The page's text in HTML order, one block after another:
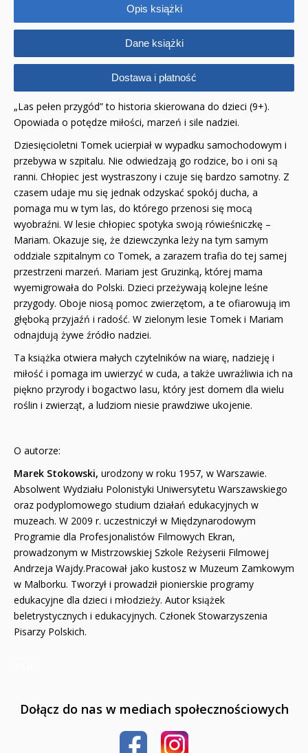
Opis książki
Dane książki
Dostawa i płatność
„Las pełen przygód” to historia skierowana do dzieci (9+).
Opowiada o potędze miłości, marzeń i sile nadziei.
Dziesięcioletni Tomek ucierpiał w wypadku samochodowym i
przebywa w szpitalu. Nie odwiedzają go rodzice, bo i oni są
ranni. Chłopiec jest wystraszony i czuje się bardzo samotny. Z
czasem udaje mu się jednak odzyskać spokój ducha, a
pomaga mu w tym las, do którego przenosi się mocą
wyobraźni. W lesie chłopiec spotyka swoją rówieśniczkę –
Mariam. Okazuje się, że dziewczynka leży na tym samym
oddziale szpitalnym co Tomek, a zarazem trafia do tej samej
przestrzeni marzeń. Mariam jest Gruzinką, której mama
wyemigrowała do Polski. Dzieci przeżywają kolejne leśne
przygody. Oboje niosą pomoc zwierzętom, a te ofiarowują im
głęboką przyjaźń i radość. W zielonym lesie Tomek i Mariam
odnajdują żywe źródło nadziei.
Ta książka otwiera małych czytelników na wiarę, nadzieję i
miłość i pomaga im uwierzyć w cuda, a także uwrażliwia ich na
piękno przyrody i bogactwo lasu, który jest domem dla wielu
roślin i zwierząt, a ludziom niesie prawdziwe ukojenie.
O autorze:
Marek Stokowski, urodzony w roku 1957, w Warszawie.
Absolwent Wydziału Polonistyki Uniwersytetu Warszawskiego
oraz podyplomowego studium działań edukacyjnych w
muzeach. W 2009 r. uczestniczył w Międzynarodowym
Programie dla Profesjonalistów Filmowych Ekran,
prowadzonym w Mistrzowskiej Szkole Reżyserii Filmowej
Andrzeja Wajdy.Pracował jako kustosz w Muzeum Zamkowym
w Malborku. Tworzył i prowadził pionierskie programy
edukacyjne dla dzieci i młodzieży. Autor książek
beletrystycznych i edukacyjnych. Członek Stowarzyszenia
Pisarzy Polskich.
Dołącz do nas w mediach społecznościowych